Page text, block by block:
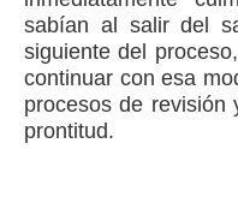
sabían al salir del
siguiente del
continuar con esa
procesos de revisión
prontitud.